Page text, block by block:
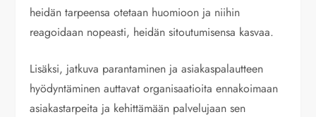
heidän tarpeensa otetaan huomioon ja niihin
reagoidaan nopeasti, heidän sitoutumisensa kasvaa.
Lisäksi, jatkuva parantaminen ja asiakaspalautteen
hyödyntäminen auttavat organisaatioita ennakoimaan
asiakastarpeita ja kehittämään palvelujaan sen